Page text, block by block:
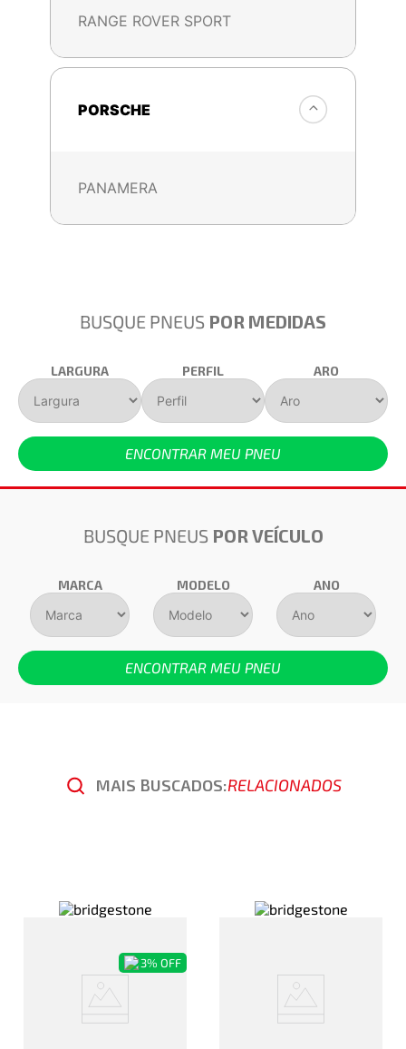
RANGE ROVER SPORT
PORSCHE
PANAMERA
BUSQUE PNEUS POR MEDIDAS
LARGURA PERFIL ARO
ENCONTRAR MEU PNEU
BUSQUE PNEUS POR VEÍCULO
MARCA MODELO ANO
ENCONTRAR MEU PNEU
MAIS BUSCADOS:RELACIONADOS
3% OFF